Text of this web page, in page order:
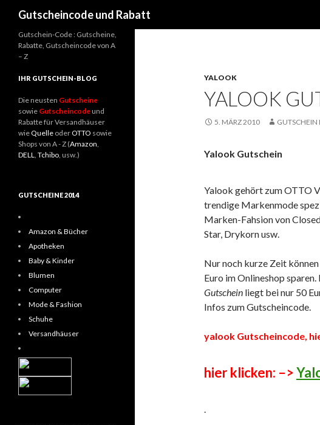
Gutscheincode und Rabatt
YALOOK
YALOOK
5. MÄRZ 2010 GUTSCHEIN
Yalook Gutschein
Yalook gehört zum OTTO
trendige Markenmode
Marken-Fahsion von
Star, Drykorn usw.
Nur noch kurze Zeit
Euro im Onlineshop
Gutschein liegt bei nur 50
Infos zum Gutscheincode.
yalook Gutscheincode,
hier klicken: –>
.
Gutschein-Code : Gutscheine,
Rabatte, Gutscheincode von A
– Z
IHR GUTSCHEIN-BLOG
Die neusten Gutscheine
sowie Gutscheincodeund
Rabatte für Versandhäuser
wieQuelle oderOTTO sowie
Shops von A - Z (Amazon,
DELL, Tchibo, usw.)
GUTSCHEINE 2014
Amazon & Bücher
Apotheken
Baby & Kinder
Blumen
Computer
Mode & Fashion
Schuhe
Versandhäuser